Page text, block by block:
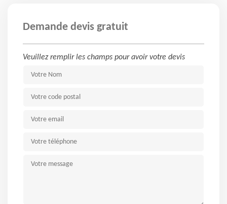
Demande devis gratuit
Veuillez remplir les champs pour avoir votre devis